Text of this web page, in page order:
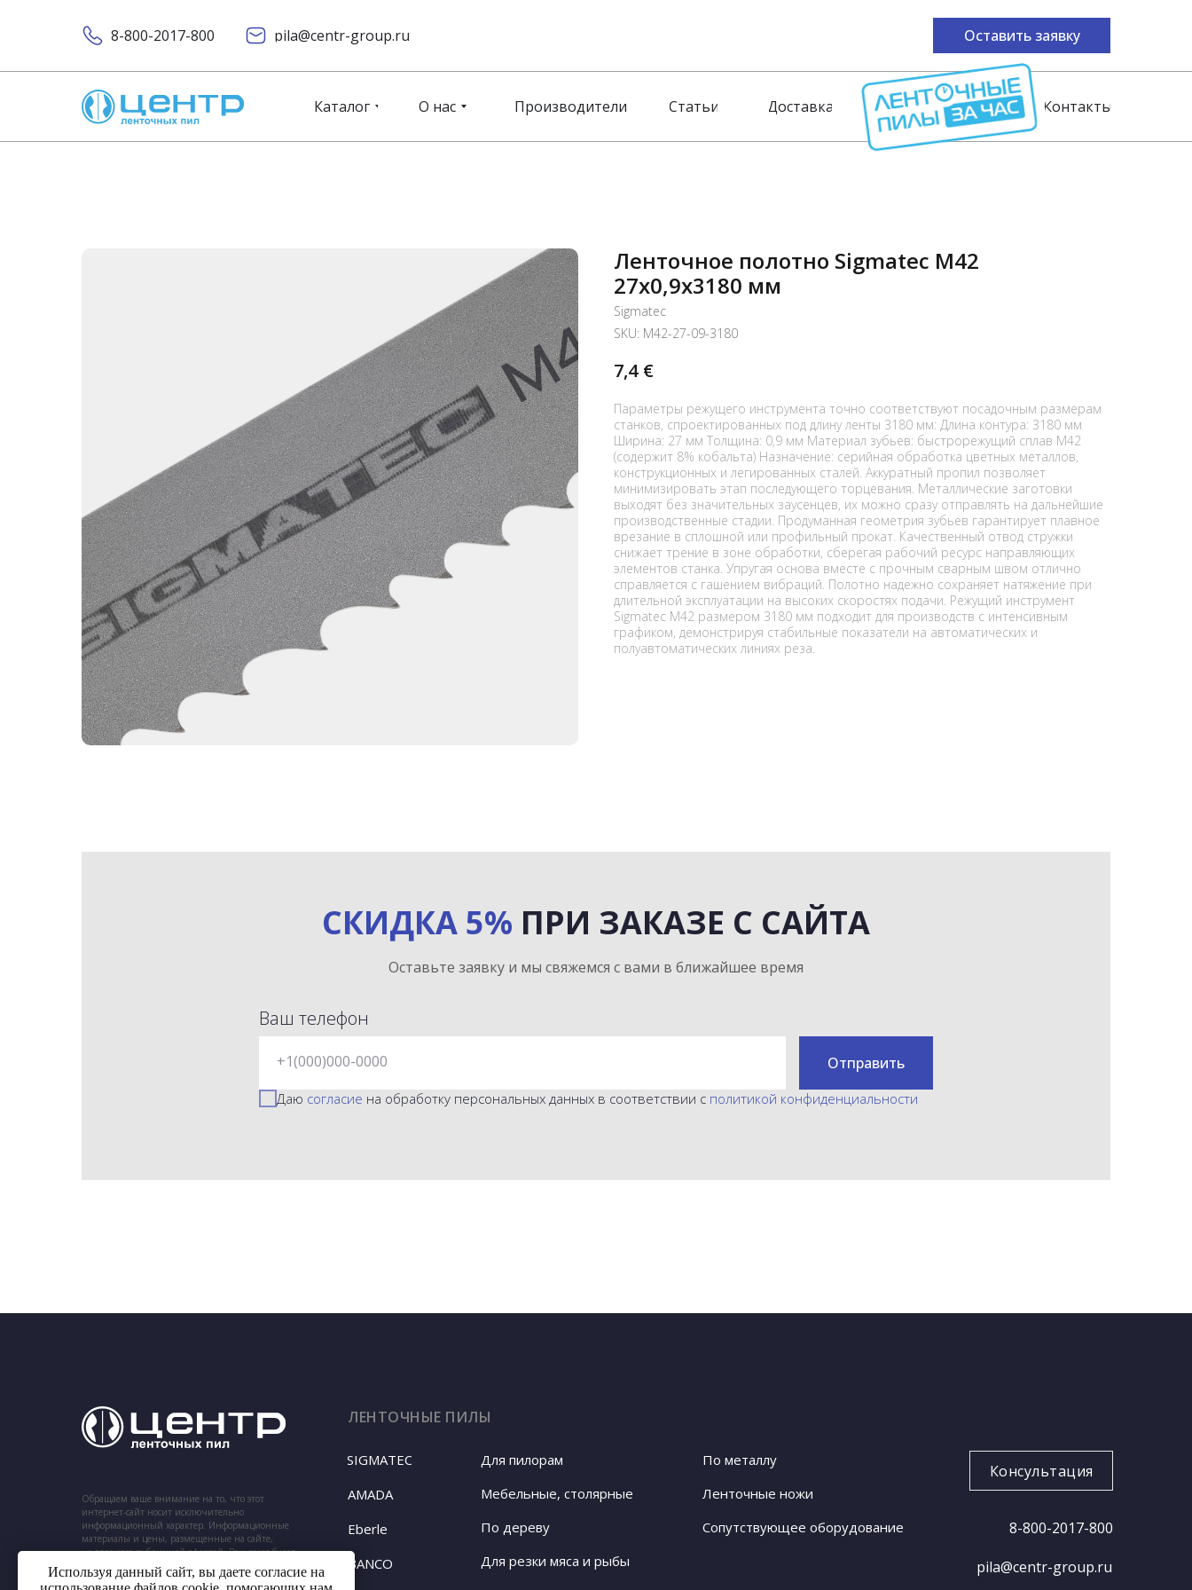
Каталог О нас Доставка
Статьи
Производители
Оставить заявку
8-800-2017-800 pila@centr-group.ru
Контакты
Ленточное полотно Sigmatec M42
27x0,9x3180 мм
Sigmatec
SKU: M42-27-09-3180
7,4 €
Параметры режущего инструмента точно соответствуют посадочным размерам
станков, спроектированных под длину ленты 3180 мм: Длина контура: 3180 мм
Ширина: 27 мм Толщина: 0,9 мм Материал зубьев: быстрорежущий сплав M42
(содержит 8% кобальта) Назначение: серийная обработка цветных металлов,
конструкционных и легированных сталей. Аккуратный пропил позволяет
минимизировать этап последующего торцевания. Металлические заготовки
выходят без значительных заусенцев, их можно сразу отправлять на дальнейшие
производственные стадии. Продуманная геометрия зубьев гарантирует плавное
врезание в сплошной или профильный прокат. Качественный отвод стружки
снижает трение в зоне обработки, сберегая рабочий ресурс направляющих
элементов станка. Упругая основа вместе с прочным сварным швом отлично
справляется с гашением вибраций. Полотно надежно сохраняет натяжение при
длительной эксплуатации на высоких скоростях подачи. Режущий инструмент
Sigmatec M42 размером 3180 мм подходит для производств с интенсивным
графиком, демонстрируя стабильные показатели на автоматических и
полуавтоматических линиях реза.
СКИДКА 5% ПРИ ЗАКАЗЕ С САЙТА
Оставьте заявку и мы свяжемся с вами в ближайшее время
Ваш телефон
+1(000)000-0000
Даю согласие на обработку персональных данных в соответствии с политикой конфиденциальности
Отправить
SIGMATEC
AMADA
Eberle
BANCO
Консультация
Для пилорам
Мебельные, столярные
По дереву
Для резки мяса и рыбы
8-800-2017-800
pila@centr-group.ru
ЛЕНТОЧНЫЕ ПИЛЫ
Обращаем ваше внимание на то, что этот
интернет-сайт носит исключительно
информационный характер. Информационные
материалы и цены, размещенные на сайте,
не являются публичной офертой. Ваш заказ будет
подтвержден нашим менеджером по телефону,
указанному при заказе.
По металлу
Ленточные ножи
Сопутствующее оборудование
Используя данный сайт, вы даете согласие на